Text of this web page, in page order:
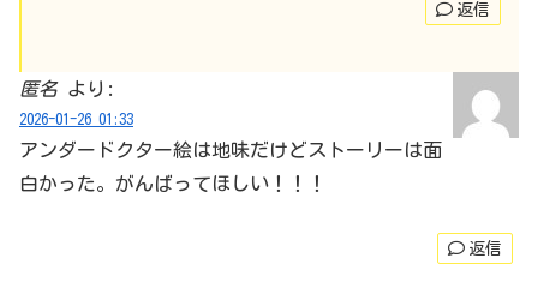
返信
匿名 より:
2026-01-26 01:33
アンダードクター絵は地味だけどストーリーは面
白かった。がんばってほしい！！！
返信